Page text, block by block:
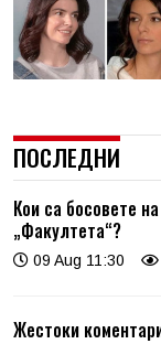
ПОСЛЕДНИ
Кои са босовете
„Факултета“?
09 Aug 11:30
Жестоки